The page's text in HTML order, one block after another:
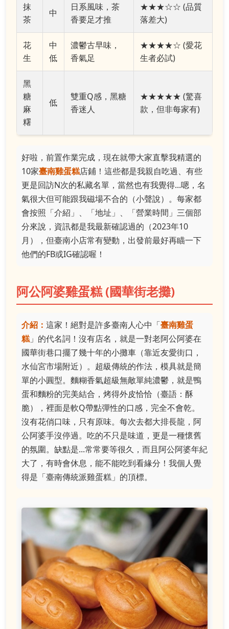
抹
茶
中
日系風味，茶
香要足才推
★★★☆☆ (品質
落差大)
花
生
中
低
濃鬱古早味，
香氣足
★★★★☆ (愛花
生者必試)
黑
糖
麻
糬
低
雙重Q感，黑糖
香迷人
★★★★★ (驚喜
款，但非每家有)
好啦，前置作業完成，現在就帶大家直擊我精選的
10家臺南雞蛋糕店鋪！這些都是我親自吃過、有些
更是回訪N次的私藏名單，當然也有我覺得...嗯，名
氣很大但可能跟我磁場不合的（小聲說）。每家都
會按照「介紹」、「地址」、「營業時間」三個部
分來說，資訊都是我最新確認過的（2023年10
月），但臺南小店常有變動，出發前最好再瞄一下
他們的FB或IG確認喔！
阿公阿婆雞蛋糕 (國華街老攤)
介紹： 這家！絕對是許多臺南人心中「臺南雞蛋
糕」的代名詞！沒有店名，就是一對老阿公阿婆在
國華街巷口擺了幾十年的小攤車（靠近友愛街口，
水仙宮市場附近）。超級傳統的作法，模具就是簡
單的小圓型。麵糊香氣超級無敵單純濃鬱，就是鴨
蛋和麵粉的完美結合，烤得外皮恰恰（臺語：酥
脆），裡面是軟Q帶點彈性的口感，完全不會乾。
沒有花俏口味，只有原味。每次去都大排長龍，阿
公阿婆手沒停過。吃的不只是味道，更是一種懷舊
的氛圍。缺點是...常常要等很久，而且阿公阿婆年紀
大了，有時會休息，能不能吃到看緣分！我個人覺
得是「臺南傳統派雞蛋糕」的頂標。